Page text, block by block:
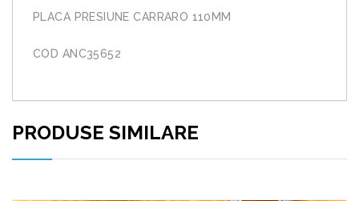
PLACA PRESIUNE CARRARO 110MM
COD ANC35652
PRODUSE SIMILARE